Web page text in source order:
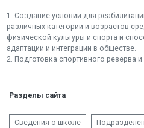
1. Создание условий для
различных категорий и возрастов
физической культуры и спорта и
адаптации и интеграции в обществе.
2. Подготовка спортивного резерва
Разделы сайта
Сведения о школе